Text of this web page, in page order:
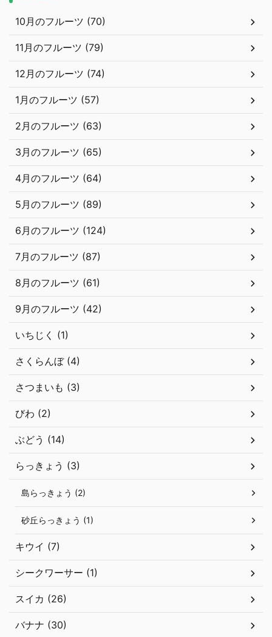
10月のフルーツ (70)
11月のフルーツ (79)
12月のフルーツ (74)
1月のフルーツ (57)
2月のフルーツ (63)
3月のフルーツ (65)
4月のフルーツ (64)
5月のフルーツ (89)
6月のフルーツ (124)
7月のフルーツ (87)
8月のフルーツ (61)
9月のフルーツ (42)
いちじく (1)
さくらんぼ (4)
さつまいも (3)
びわ (2)
ぶどう (14)
らっきょう (3)
島らっきょう (2)
砂丘らっきょう (1)
キウイ (7)
シークワーサー (1)
スイカ (26)
バナナ (30)